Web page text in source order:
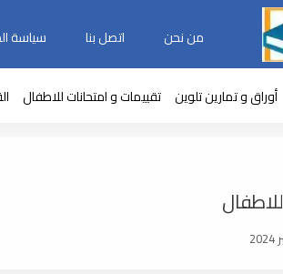
من نحن اتصل بنا سياسة
أوراق و تمارين تلوين تقييمات و امتحانات للاطفال